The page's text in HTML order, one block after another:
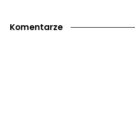
Komentarze